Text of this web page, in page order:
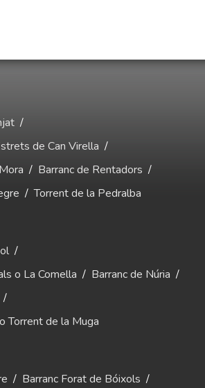
/
de Can Virella /
/ Barranc de Rentadors /
/Torrent de la Pedralba
/
o La Comella / Barranc de Núria /
/
Torrent de la Muga
/ Barranc Forat de Bóixols /